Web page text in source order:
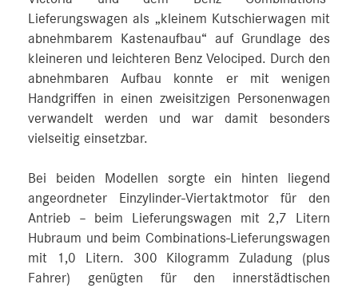
Lieferungswagen als „kleinem Kutschierwagen mit
abnehmbarem Kastenaufbau“ auf Grundlage des
kleineren und leichteren Benz Velociped. Durch den
abnehmbaren Aufbau konnte er mit wenigen
Handgriffen in einen zweisitzigen Personenwagen
verwandelt werden und war damit besonders
vielseitig einsetzbar.
Bei beiden Modellen sorgte ein hinten liegend
angeordneter Einzylinder-Viertaktmotor für den
Antrieb – beim Lieferungswagen mit 2,7 Litern
Hubraum und beim Combinations-Lieferungswagen
mit 1,0 Litern. 300 Kilogramm Zuladung (plus
Fahrer) genügten für den innerstädtischen